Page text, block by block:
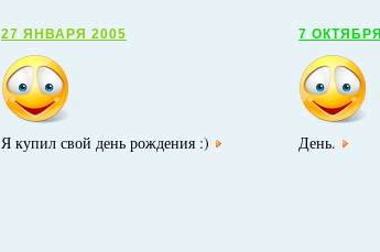
27 ЯНВАРЯ 2005
Я купил свой день рождения :)
7
День.